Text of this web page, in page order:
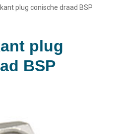
plug conische draad BSP
plug
BSP